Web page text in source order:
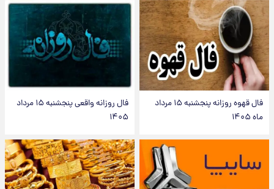
فال قهوه روزانه پنجشنبه ۱۵ مرداد
ماه ۱۴۰۵
فال روزانه واقعی پنجشنبه ۱۵ مرداد
۱۴۰۵